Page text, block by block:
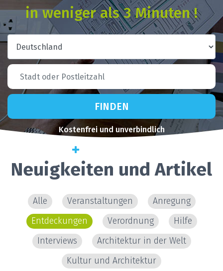
in weniger als 3 Minuten !
FINDEN
Kostenfrei und unverbindlich
Erweiterte Suche
Neuigkeiten und Artikel
Alle Veranstaltungen
Anregung
Entdeckungen
Verordnung
Hilfe
Interviews
Architektur in der Welt
Kultur und Architektur